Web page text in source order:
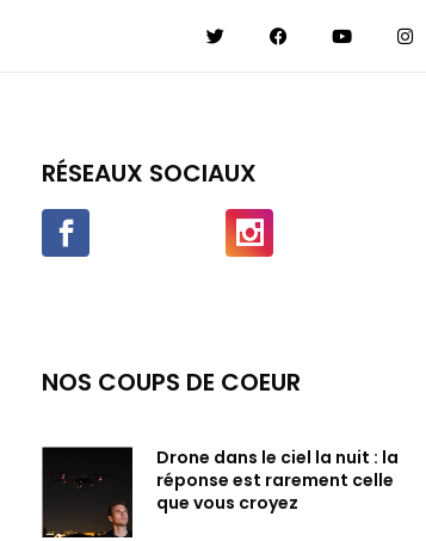
RÉSEAUX SOCIAUX
NOS COUPS DE COEUR
Drone dans le ciel la nuit : la
réponse est rarement celle
que vous croyez